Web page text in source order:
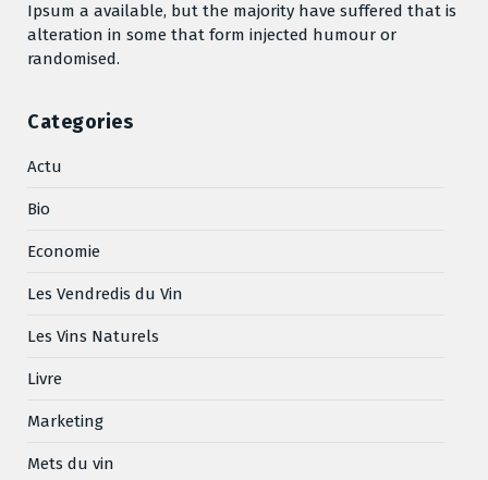
Ipsum a available, but the majority have suffered that is
alteration in some that form injected humour or
randomised.
Categories
Actu
Bio
Economie
Les Vendredis du Vin
Les Vins Naturels
Livre
Marketing
Mets du vin